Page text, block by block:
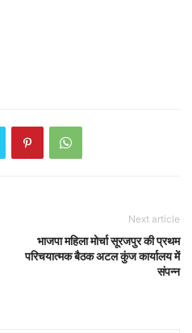
Next article
भाजपा महिला मोर्चा सूरजपुर की प्रथम
परिचयात्मक बैठक अटल कुंज कार्यालय में
संपन्न